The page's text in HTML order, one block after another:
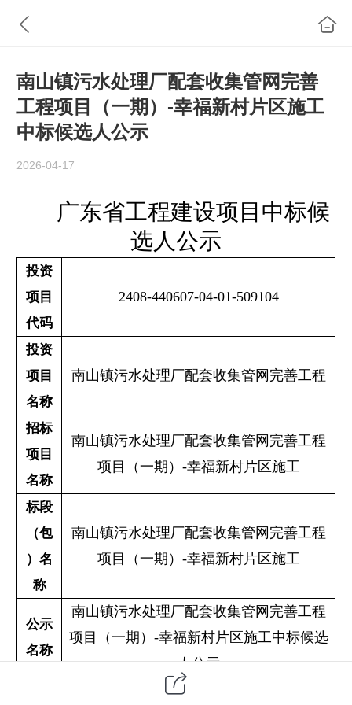
南山镇污水处理厂配套收集管网完善
工程项目（一期）-幸福新村片区施工
中标候选人公示
2026-04-17
广东省工程建设项目中标候
选人公示
投资
项目
代码
2408-440607-04-01-509104
投资
项目
名称
南山镇污水处理厂配套收集管网完善工程
招标
项目
名称
南山镇污水处理厂配套收集管网完善工程
项目（一期） -幸福新村片区施工
标段
（包
）名
称
南山镇污水处理厂配套收集管网完善工程
项目（一期） -幸福新村片区施工
公示
名称
南山镇污水处理厂配套收集管网完善工程
项目（一期） -幸福新村片区施工中标候选
人公示